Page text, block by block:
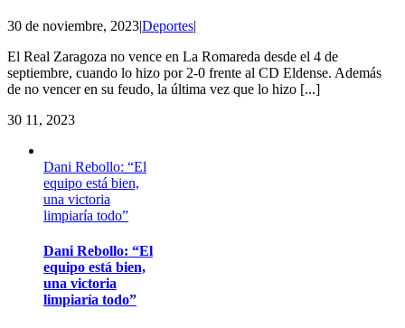
30 de noviembre, 2023|Deportes|
El Real Zaragoza no vence en La Romareda desde el 4 de
septiembre, cuando lo hizo por 2-0 frente al CD Eldense. Además
de no vencer en su feudo, la última vez que lo hizo [...]
30 11, 2023
Dani Rebollo: “El
equipo está bien,
una victoria
limpiaría todo”
Dani Rebollo: “El
equipo está bien,
una victoria
limpiaría todo”